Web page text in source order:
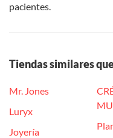
pacientes.
Tiendas similares
Mr. Jones
Luryx
Joyería